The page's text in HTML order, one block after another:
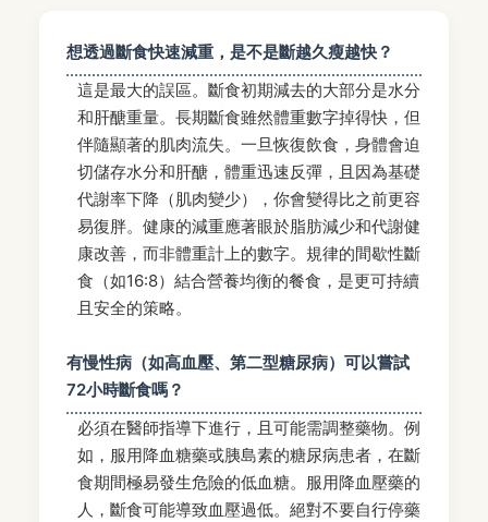
想透過斷食快速減重，是不是斷越久瘦越快？
這是最大的誤區。斷食初期減去的大部分是水分
和肝醣重量。長期斷食雖然體重數字掉得快，但
伴隨顯著的肌肉流失。一旦恢復飲食，身體會迫
切儲存水分和肝醣，體重迅速反彈，且因為基礎
代謝率下降（肌肉變少），你會變得比之前更容
易復胖。健康的減重應著眼於脂肪減少和代謝健
康改善，而非體重計上的數字。規律的間歇性斷
食（如16:8）結合營養均衡的餐食，是更可持續
且安全的策略。
有慢性病（如高血壓、第二型糖尿病）可以嘗試
72小時斷食嗎？
必須在醫師指導下進行，且可能需調整藥物。例
如，服用降血糖藥或胰島素的糖尿病患者，在斷
食期間極易發生危險的低血糖。服用降血壓藥的
人，斷食可能導致血壓過低。絕對不要自行停藥